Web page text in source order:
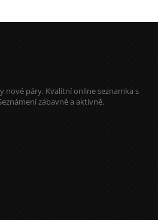
nové páry. Kvalitní online seznamka s
zábavně a aktivně.